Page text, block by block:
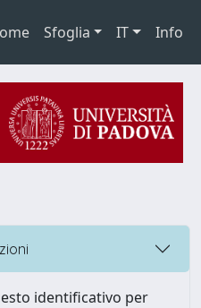
Sfoglia IT Info
identificativo per